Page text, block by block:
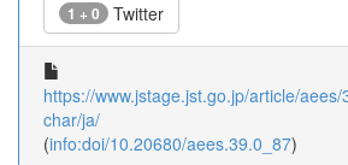
1 + 0 Twitter
https://www.jstage.jst.go.jp/article/
char/ja/
(info:doi/10.20680/aees.39.0_87)